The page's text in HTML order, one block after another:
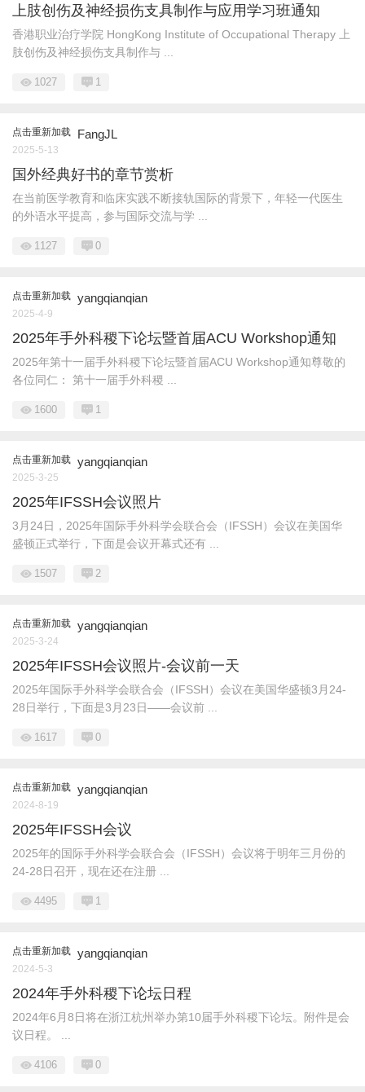
上肢创伤及神经损伤支具制作与应用学习班通知
香港职业治疗学院 HongKong Institute of Occupational Therapy 上
肢创伤及神经损伤支具制作与 ...
1027 1
点击重新加载 FangJL
2025-5-13
国外经典好书的章节赏析
在当前医学教育和临床实践不断接轨国际的背景下，年轻一代医生
的外语水平提高，参与国际交流与学 ...
1127 0
点击重新加载 yangqianqian
2025-4-9
2025年手外科稷下论坛暨首届ACU Workshop通知
2025年第十一届手外科稷下论坛暨首届ACU Workshop通知尊敬的
各位同仁： 第十一届手外科稷 ...
1600 1
点击重新加载 yangqianqian
2025-3-25
2025年IFSSH会议照片
3月24日，2025年国际手外科学会联合会（IFSSH）会议在美国华
盛顿正式举行，下面是会议开幕式还有 ...
1507 2
点击重新加载 yangqianqian
2025-3-24
2025年IFSSH会议照片-会议前一天
2025年国际手外科学会联合会（IFSSH）会议在美国华盛顿3月24-
28日举行，下面是3月23日——会议前 ...
1617 0
点击重新加载 yangqianqian
2024-8-19
2025年IFSSH会议
2025年的国际手外科学会联合会（IFSSH）会议将于明年三月份的
24-28日召开，现在还在注册 ...
4495 1
点击重新加载 yangqianqian
2024-5-3
2024年手外科稷下论坛日程
2024年6月8日将在浙江杭州举办第10届手外科稷下论坛。附件是会
议日程。 ...
4106 0